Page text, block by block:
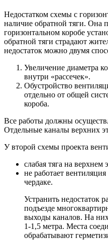
Недостатком схемы с
наличие обратной тяги. Она
горизонтальном коробе
обратной тяги страдают
недостаток можно двумя
Увеличение диаметра
внутри «рассечек».
Обустройство
отдельно от общей
короба.
Все работы должны
Отдельные каналы верхних
У второй схемы проекта
слабая тяга на верхнем
не работает
чердаке.
Устранить недостаток
подъезде
выходы каналов. На
1-1,5 метра. Места
обрабатывают